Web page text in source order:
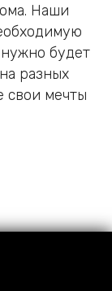
Наши
будет
разных
свои мечты